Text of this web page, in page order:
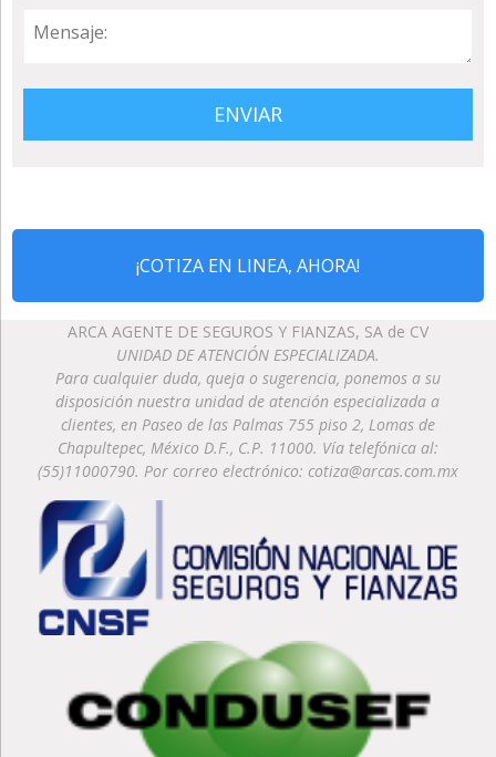
¡COTIZA EN LINEA, AHORA!
ARCA AGENTE DE SEGUROS Y FIANZAS, SA de CV
UNIDAD DE ATENCIÓN ESPECIALIZADA.
Para cualquier duda, queja o sugerencia, ponemos a su
disposición nuestra unidad de atención especializada a
clientes, en Paseo de las Palmas 755 piso 2, Lomas de
Chapultepec, México D.F., C.P. 11000. Vía telefónica al:
(55)11000790. Por correo electrónico: cotiza@arcas.com.mx